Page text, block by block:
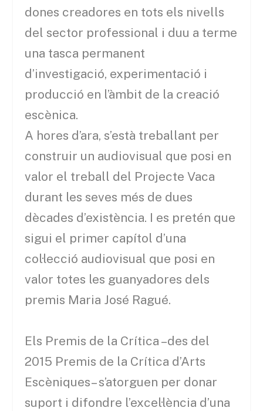
dones creadores en tots els nivells
del sector professional i duu a terme
una tasca permanent
d’investigació, experimentació i
producció en l’àmbit de la creació
escènica.
A hores d’ara, s’està treballant per
construir un audiovisual que posi en
valor el treball del Projecte Vaca
durant les seves més de dues
dècades d’existència. I es pretén que
sigui el primer capítol d’una
col·lecció audiovisual que posi en
valor totes les guanyadores dels
premis Maria José Ragué.
Els Premis de la Crítica –des del
2015 Premis de la Crítica d’Arts
Escèniques– s’atorguen per donar
suport i difondre l’excel·lència d’una